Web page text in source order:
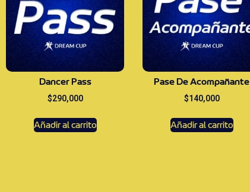
Dancer Pass
$290,000
Añadir al carrito
Pase De Acompañante
$140,000
Añadir al carrito